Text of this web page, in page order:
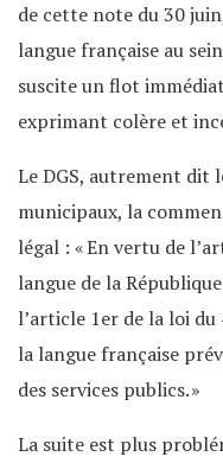
de cette note du 30
langue française au
suscite un flot
exprimant colère et
Le DGS, autrement dit
municipaux, la
légal : « En vertu de
langue de la
l’article 1er de la loi
la langue française
des services publics. »
La suite est plus